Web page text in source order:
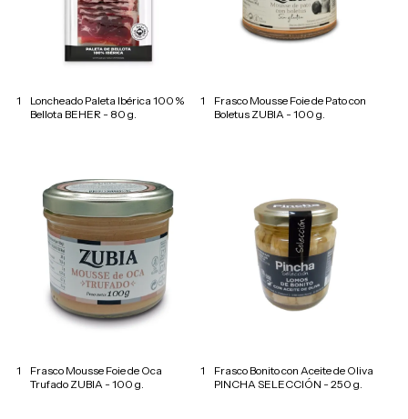
1
Loncheado Paleta Ibérica 100 %
Bellota BEHER - 80 g.
1
Frasco Mousse Foie de Pato con
Boletus ZUBIA - 100 g.
1
Frasco Mousse Foie de Oca
Trufado ZUBIA - 100 g.
1
Frasco Bonito con Aceite de Oliva
PINCHA SELECCIÓN - 250 g.